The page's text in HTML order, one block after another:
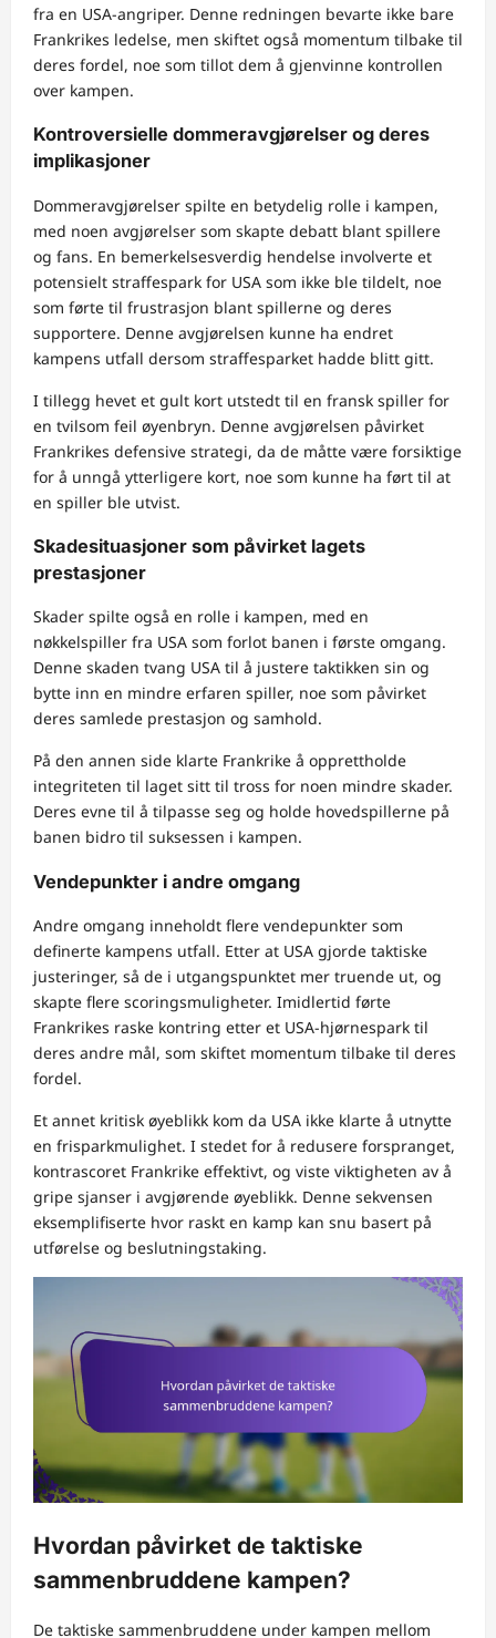
fra en USA-angriper. Denne redningen bevarte ikke bare
Frankrikes ledelse, men skiftet også momentum tilbake til
deres fordel, noe som tillot dem å gjenvinne kontrollen
over kampen.
Kontroversielle dommeravgjørelser og deres
implikasjoner
Dommeravgjørelser spilte en betydelig rolle i kampen,
med noen avgjørelser som skapte debatt blant spillere
og fans. En bemerkelsesverdig hendelse involverte et
potensielt straffespark for USA som ikke ble tildelt, noe
som førte til frustrasjon blant spillerne og deres
supportere. Denne avgjørelsen kunne ha endret
kampens utfall dersom straffesparket hadde blitt gitt.
I tillegg hevet et gult kort utstedt til en fransk spiller for
en tvilsom feil øyenbryn. Denne avgjørelsen påvirket
Frankrikes defensive strategi, da de måtte være forsiktige
for å unngå ytterligere kort, noe som kunne ha ført til at
en spiller ble utvist.
Skadesituasjoner som påvirket lagets
prestasjoner
Skader spilte også en rolle i kampen, med en
nøkkelspiller fra USA som forlot banen i første omgang.
Denne skaden tvang USA til å justere taktikken sin og
bytte inn en mindre erfaren spiller, noe som påvirket
deres samlede prestasjon og samhold.
På den annen side klarte Frankrike å opprettholde
integriteten til laget sitt til tross for noen mindre skader.
Deres evne til å tilpasse seg og holde hovedspillerne på
banen bidro til suksessen i kampen.
Vendepunkter i andre omgang
Andre omgang inneholdt flere vendepunkter som
definerte kampens utfall. Etter at USA gjorde taktiske
justeringer, så de i utgangspunktet mer truende ut, og
skapte flere scoringsmuligheter. Imidlertid førte
Frankrikes raske kontring etter et USA-hjørnespark til
deres andre mål, som skiftet momentum tilbake til deres
fordel.
Et annet kritisk øyeblikk kom da USA ikke klarte å utnytte
en frisparkmulighet. I stedet for å redusere forspranget,
kontrascoret Frankrike effektivt, og viste viktigheten av å
gripe sjanser i avgjørende øyeblikk. Denne sekvensen
eksemplifiserte hvor raskt en kamp kan snu basert på
utførelse og beslutningstaking.
Hvordan påvirket de taktiske
sammenbruddene kampen?
De taktiske sammenbruddene under kampen mellom